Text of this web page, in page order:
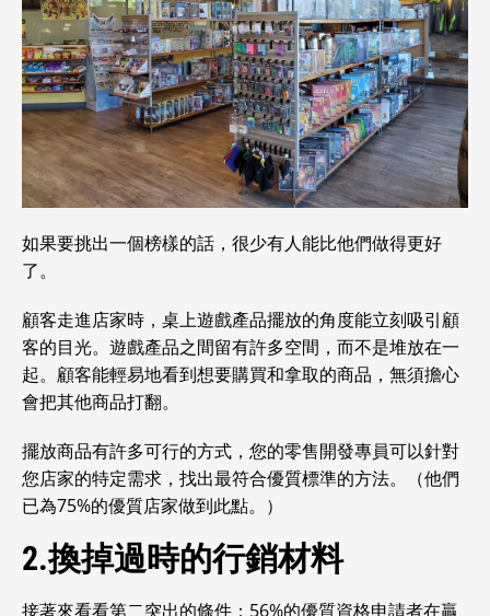
如果要挑出一個榜樣的話，很少有人能比他們做得更好
了。
顧客走進店家時，桌上遊戲產品擺放的角度能立刻吸引顧
客的目光。遊戲產品之間留有許多空間，而不是堆放在一
起。顧客能輕易地看到想要購買和拿取的商品，無須擔心
會把其他商品打翻。
擺放商品有許多可行的方式，您的零售開發專員可以針對
您店家的特定需求，找出最符合優質標準的方法。（他們
已為75%的優質店家做到此點。）
2.換掉過時的行銷材料
接著來看看第二突出的條件：56%的優質資格申請者在贏